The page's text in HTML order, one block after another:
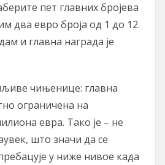
пет главних бројева
два евро броја од 1 до 12.
и главна награда је
чињенице: главна
ограничена на
евра. Тако је – не
што значи да се
у ниже нивое када